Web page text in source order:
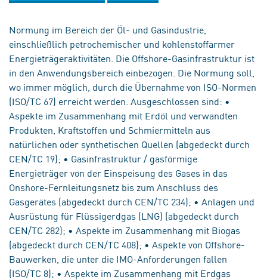
Normung im Bereich der Öl- und Gasindustrie,
einschließlich petrochemischer und kohlenstoffarmer
Energieträgeraktivitäten. Die Offshore-Gasinfrastruktur ist
in den Anwendungsbereich einbezogen. Die Normung soll,
wo immer möglich, durch die Übernahme von ISO-Normen
(ISO/TC 67) erreicht werden. Ausgeschlossen sind: •
Aspekte im Zusammenhang mit Erdöl und verwandten
Produkten, Kraftstoffen und Schmiermitteln aus
natürlichen oder synthetischen Quellen (abgedeckt durch
CEN/TC 19); • Gasinfrastruktur / gasförmige
Energieträger von der Einspeisung des Gases in das
Onshore-Fernleitungsnetz bis zum Anschluss des
Gasgerätes (abgedeckt durch CEN/TC 234); • Anlagen und
Ausrüstung für Flüssigerdgas (LNG) (abgedeckt durch
CEN/TC 282); • Aspekte im Zusammenhang mit Biogas
(abgedeckt durch CEN/TC 408); • Aspekte von Offshore-
Bauwerken, die unter die IMO-Anforderungen fallen
(ISO/TC 8); • Aspekte im Zusammenhang mit Erdgas